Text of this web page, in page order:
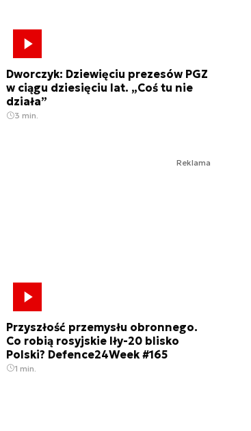
Dworczyk: Dziewięciu prezesów PGZ
w ciągu dziesięciu lat. „Coś tu nie
działa”
3 min.
Reklama
Przyszłość przemysłu obronnego.
Co robią rosyjskie Iły-20 blisko
Polski? Defence24Week #165
1 min.